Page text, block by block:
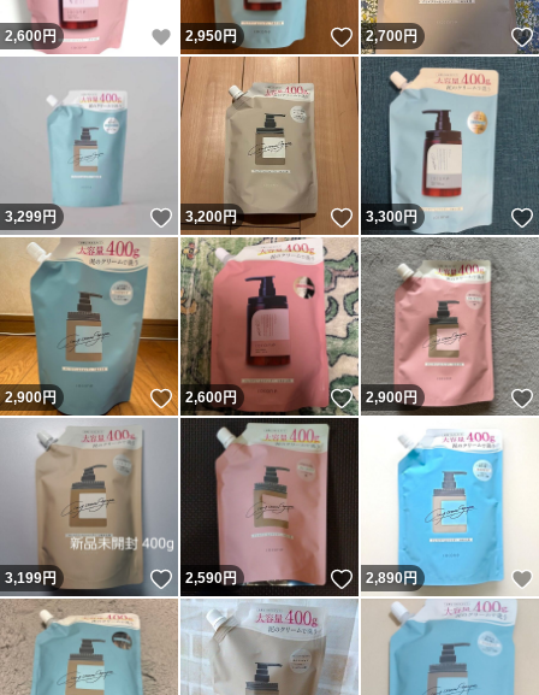
2,600円 いいね！
2,950円 いいね！
2,700円
3,299円 いいね！
3,200円 いいね！
3,300円
2,900円 いいね！
2,600円 いいね！
2,900円
3,199円 いいね！
2,590円 いいね！
2,890円